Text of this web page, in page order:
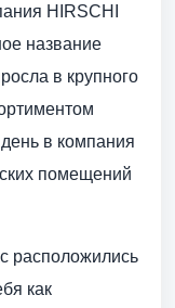
HIRSCHI
название
в крупного
в компания
помещений
расположились
как